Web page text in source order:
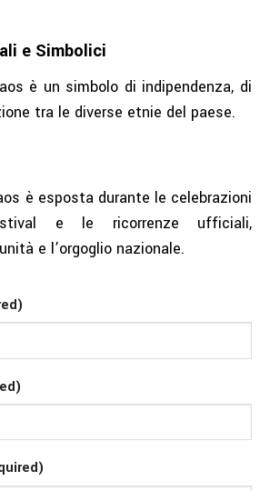
e Simbolici
è un simbolo di indipendenza, di
tra le diverse etnie del paese.
è esposta durante le celebrazioni
e le ricorrenze ufficiali,
e l’orgoglio nazionale.